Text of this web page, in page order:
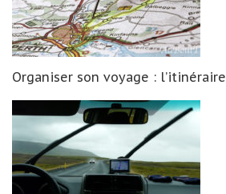
Organiser son voyage : l’itinéraire